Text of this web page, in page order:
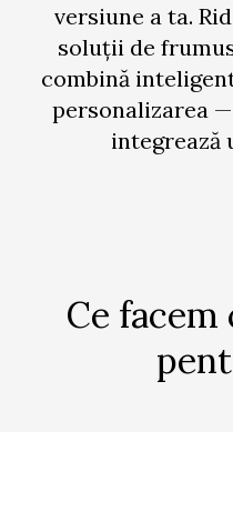
versiune a ta.
soluții de
combină
personalizarea
integrează
Ce facem